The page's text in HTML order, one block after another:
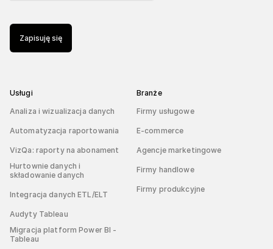
Zapisuję się
Usługi
Analiza i wizualizacja danych
Automatyzacja raportowania
VizQa: raporty na abonament
Hurtownie danych i
składowanie danych
Integracja danych ETL/ELT
Audyty Tableau
Migracja platform Power BI -
Tableau
Branże
Firmy usługowe
E-commerce
Agencje marketingowe
Firmy handlowe
Firmy produkcyjne